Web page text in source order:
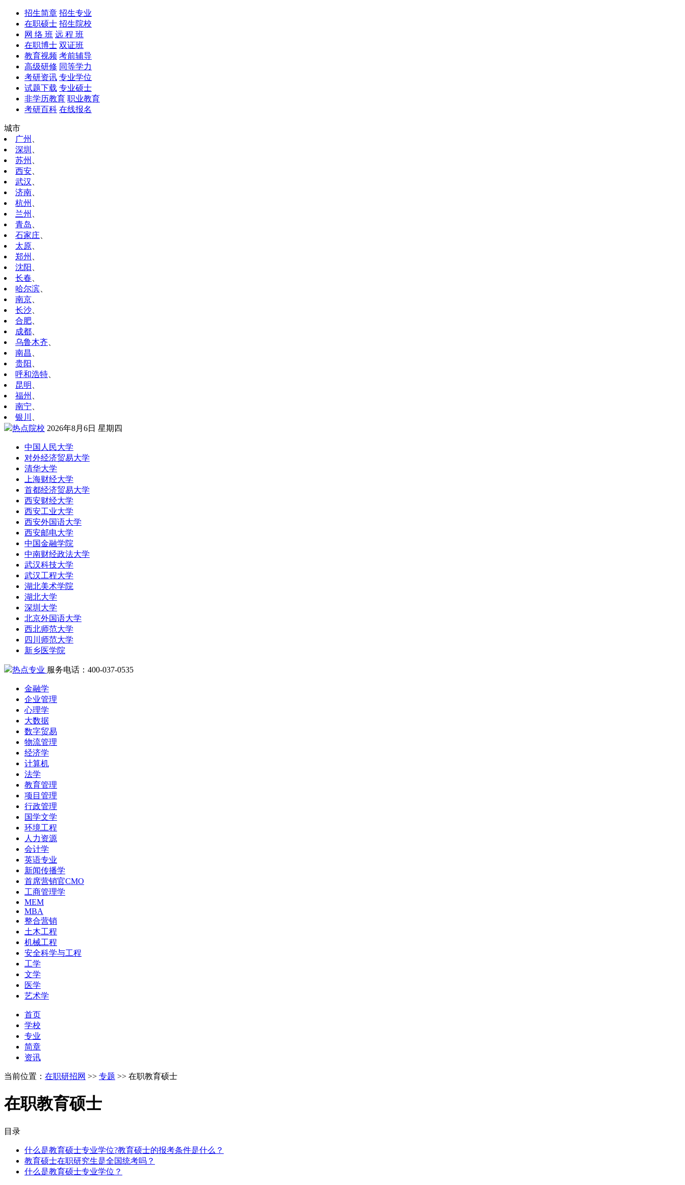
招生简章 招生专业
在职硕士 招生院校
网 络 班 远 程 班
在职博士 双证班
教育视频 考前辅导
高级研修 同等学力
考研资讯 专业学位
试题下载 专业硕士
非学历教育 职业教育
考研百科 在线报名
城市
广州
深圳
苏州
西安
武汉
济南
杭州
兰州
青岛
石家庄
太原
郑州
沈阳
长春
哈尔滨
南京
长沙
合肥
成都
乌鲁木齐
南昌
贵阳
呼和浩特
昆明
福州
南宁
银川
热点院校 2026年8月6日 星期四
中国人民大学
对外经济贸易大学
清华大学
上海财经大学
首都经济贸易大学
西安财经大学
西安工业大学
西安外国语大学
西安邮电大学
中国金融学院
中南财经政法大学
武汉科技大学
武汉工程大学
湖北美术学院
湖北大学
深圳大学
北京外国语大学
西北师范大学
四川师范大学
新乡医学院
热点专业 服务电话：400-037-0535
金融学
企业管理
心理学
大数据
数字贸易
物流管理
经济学
计算机
法学
教育管理
项目管理
行政管理
国学文学
环境工程
人力资源
会计学
英语专业
新闻传播学
首席营销官CMO
工商管理学
MEM
MBA
整合营销
土木工程
机械工程
安全科学与工程
工学
文学
医学
艺术学
首页
学校
专业
简章
资讯
当前位置： 在职研招网 >> 专题 >> 在职教育硕士
在职教育硕士
目录
什么是教育硕士专业学位?教育硕士的报考条件是什么？
教育硕士在职研究生是全国统考吗？
什么是教育硕士专业学位？